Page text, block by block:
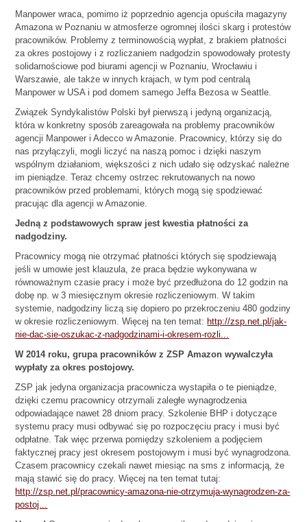
Manpower wraca, pomimo iż poprzednio agencja opuściła magazyny
Amazona w Poznaniu w atmosferze ogromnej ilości skarg i protestów
pracowników. Problemy z terminowością wypłat, z brakiem płatności
za okres postojowy i z rozliczaniem nadgodzin spowodowały protesty
solidarnościowe pod biurami agencji w Poznaniu, Wrocławiu i
Warszawie, ale także w innych krajach, w tym pod centralą
Manpower w USA i pod domem samego Jeffa Bezosa w Seattle.
Związek Syndykalistów Polski był pierwszą i jedyną organizacją,
która w konkretny sposób zareagowała na problemy pracowników
agencji Manpower i Adecco w Amazonie. Pracownicy, którzy się do
nas przyłączyli, mogli liczyć na naszą pomoc i dzięki naszym
wspólnym działaniom, większości z nich udało się odzyskać należne
im pieniądze. Teraz chcemy ostrzec rekrutowanych na nowo
pracowników przed problemami, których mogą się spodziewać
pracując dla agencji w Amazonie.
Jedną z podstawowych spraw jest kwestia płatności za
nadgodziny.
Pracownicy mogą nie otrzymać płatności których się spodziewają
jeśli w umowie jest klauzula, że praca będzie wykonywana w
równoważnym czasie pracy i może być przedłużona do 12 godzin na
dobę np. w 3 miesięcznym okresie rozliczeniowym. W takim
systemie, nadgodziny liczą się dopiero po przekroczeniu 480 godziny
w okresie rozliczeniowym. Więcej na ten temat: http://zsp.net.pl/jak-
nie-dac-sie-oszukac-z-nadgodzinami-i-okresem-rozli...
W 2014 roku, grupa pracowników z ZSP Amazon wywalczyła
wypłaty za okres postojowy.
ZSP jak jedyna organizacja pracownicza wystapiła o te pieniądze,
dzięki czemu pracownicy otrzymali zaległe wynagrodzenia
odpowiadające nawet 28 dniom pracy. Szkolenie BHP i dotyczące
systemu pracy musi odbywać się po rozpoczęciu pracy i musi być
odpłatne. Tak więc przerwa pomiędzy szkoleniem a podjęciem
faktycznej pracy jest okresem postojowym i musi być wynagrodzona.
Czasem pracownicy czekali nawet miesiąc na sms z informacją, że
mają stawić się do pracy. Więcej na ten temat tutaj:
http://zsp.net.pl/pracownicy-amazona-nie-otrzymuja-wynagrodzen-za-
postoj...